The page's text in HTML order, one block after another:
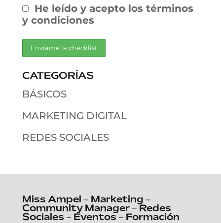
He leído y acepto los términos
y condiciones
CATEGORÍAS
BÁSICOS
MARKETING DIGITAL
REDES SOCIALES
Miss Ampel – Marketing –
Community Manager – Redes
Sociales – Eventos – Formación